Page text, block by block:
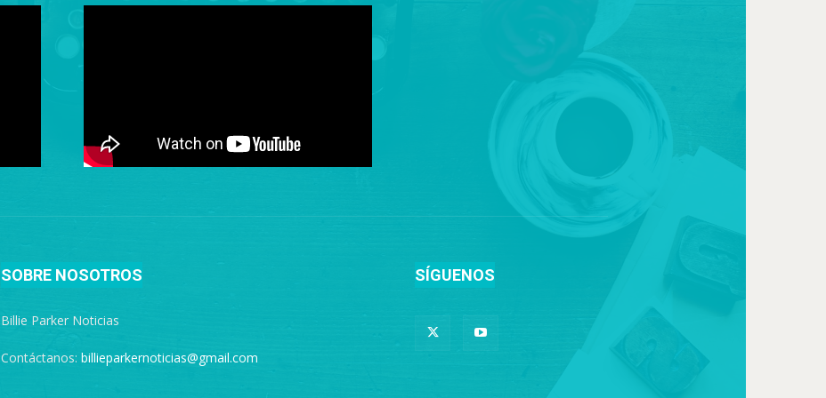
SOBRE NOSOTROS
Billie Parker Noticias
Contáctanos: billieparkernoticias@gmail.com
SÍGUENOS